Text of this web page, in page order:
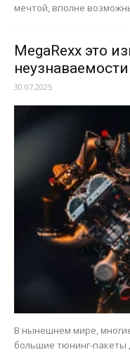
мечтой, вполне
MegaRexx это
30.07.2025
В нынешнем мире,
большие тюнинг-пакеты